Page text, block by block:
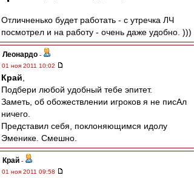
Отличненько будет работать - с утречка ЛЧ
посмотрел и на работу - очень даже удобно. )))
Леонардо -
01 ноя 2011 10:02
Край
Подбери любой удобный тебе эпитет.
Заметь, об обожествлении игроков я не писАл
ничего.
Представил себя, поклоняющимся идолу
Эменике. Смешно.
Край -
01 ноя 2011 09:58